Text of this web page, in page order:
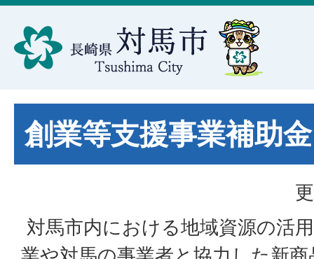
創業等支援事業補助金
対馬市内における地域資源の活